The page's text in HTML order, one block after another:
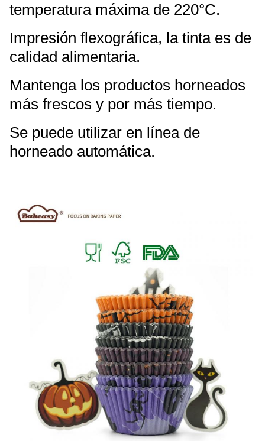
temperatura máxima de 220°C.
Impresión flexográfica, la tinta es de
calidad alimentaria.
Mantenga los productos horneados
más frescos y por más tiempo.
Se puede utilizar en línea de
horneado automática.